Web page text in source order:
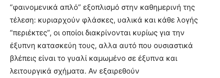
“φαινομενικά απλό” εξοπλισμό στην καθημερινή της
τέλεση: κυριαρχούν φλάσκες, υαλικά και κάθε λογής
“περιέκτες”, οι οποίοι διακρίνονται κυρίως για την
έξυπνη κατασκεύη τους, αλλα αυτό που ουσιαστικά
βλέπεις είναι το γυαλί καμωμένο σε έξυπνα και
λειτουργικά σχήματα. Αν εξαιρεθούν